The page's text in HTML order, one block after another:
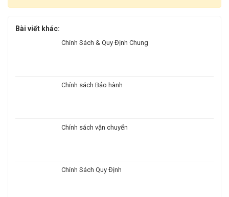
Bài viết khác:
Chính Sách & Quy Định Chung
Chính sách Bảo hành
Chính sách vận chuyển
Chính Sách Quy Định